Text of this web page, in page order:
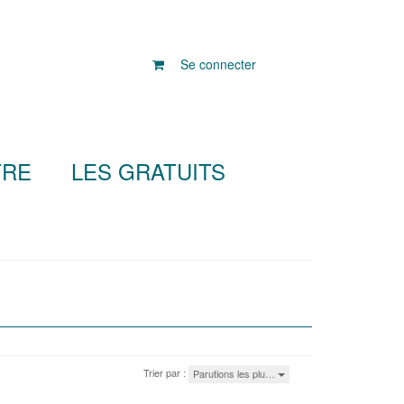
Se connecter
LES GRATUITS
Trier par : Parutions les plu…